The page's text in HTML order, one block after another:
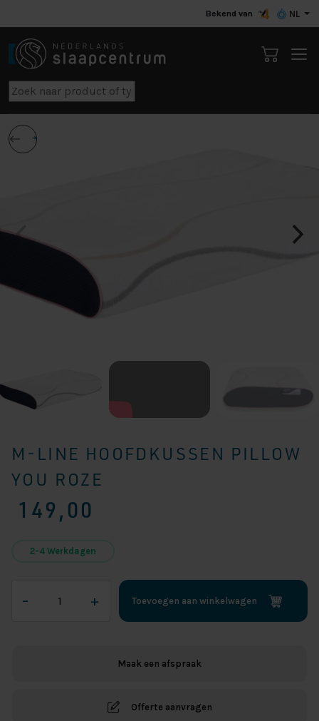
Bekend van NL
M-LINE HOOFDKUSSEN PILLOW
YOU ROZE
149,00
2-4 Werkdagen
–
LINE
+ Toevoegen aan winkelwagen
Maak een afspraak
Offerte aanvragen